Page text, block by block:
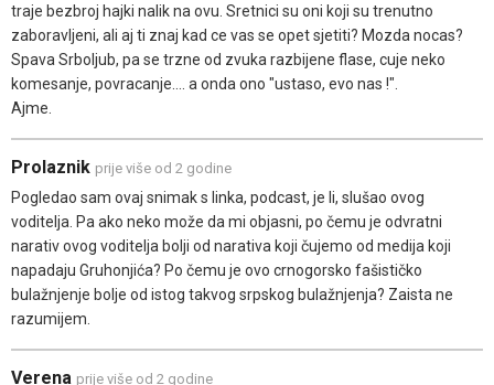
traje bezbroj hajki nalik na ovu. Sretnici su oni koji su trenutno
zaboravljeni, ali aj ti znaj kad ce vas se opet sjetiti? Mozda nocas?
Spava Srboljub, pa se trzne od zvuka razbijene flase, cuje neko
komesanje, povracanje.... a onda ono "ustaso, evo nas !".
Ajme.
Prolaznik prije više od 2 godine
Pogledao sam ovaj snimak s linka, podcast, je li, slušao ovog
voditelja. Pa ako neko može da mi objasni, po čemu je odvratni
narativ ovog voditelja bolji od narativa koji čujemo od medija koji
napadaju Gruhonjića? Po čemu je ovo crnogorsko fašističko
bulažnjenje bolje od istog takvog srpskog bulažnjenja? Zaista ne
razumijem.
Verena prije više od 2 godine